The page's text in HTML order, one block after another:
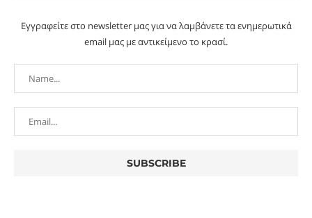
Εγγραφείτε στο newsletter μας για να λαμβάνετε τα ενημερωτικά
email μας με αντικείμενο το κρασί.